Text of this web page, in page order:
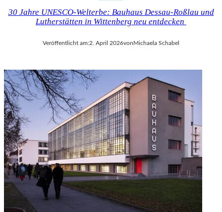
30 Jahre UNESCO-Welterbe: Bauhaus Dessau-Roßlau und
Lutherstätten in Wittenberg neu entdecken
Veröffentlicht am:2. April 2026vonMichaela Schabel